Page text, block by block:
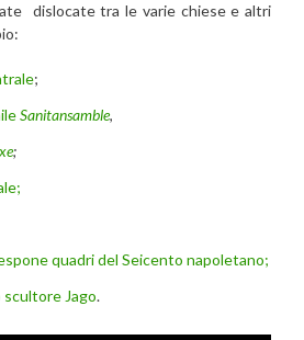
dislocate tra le varie chiese e altri
;
Sanitansamble,
;
quadri del Seicento napoletano;
scultore Jago.